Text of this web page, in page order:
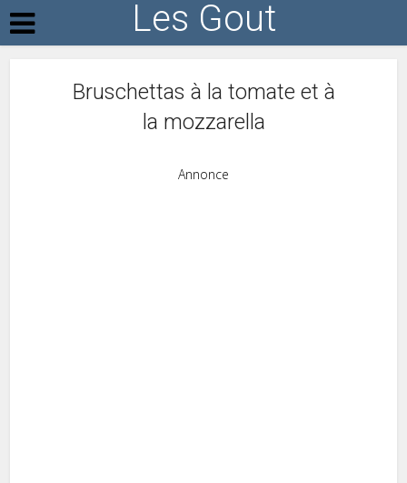
Les Gout
Bruschettas à la tomate et à
la mozzarella
Annonce